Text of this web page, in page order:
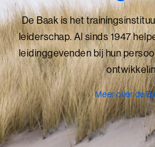
Perfectionisme in Balans
Persoonlijke Kracht
Persoonlijke Kracht (BaakBoost)
Professioneel Adviseren
Professioneel Adviseren
Projectmanagement
De Baak is het
leiderschap. Al sinds 1947
leidinggevenden bij hun
Meer over de